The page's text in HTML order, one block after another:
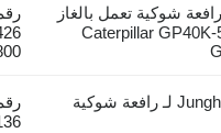
شوكية تعمل بالغاز
Caterpillar
مشغل Jungheinrich لـ رافعة شوكية